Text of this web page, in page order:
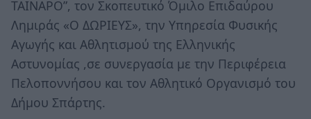
ΤΑΙΝΑΡΟ”, τον Σκοπευτικό Όμιλο Επιδαύρου
Λημιράς «Ο ΔΩΡΙΕΥΣ», την Υπηρεσία Φυσικής
Αγωγής και Αθλητισμού της Ελληνικής
Αστυνομίας ,σε συνεργασία με την Περιφέρεια
Πελοποννήσου και τον Αθλητικό Οργανισμό του
Δήμου Σπάρτης.